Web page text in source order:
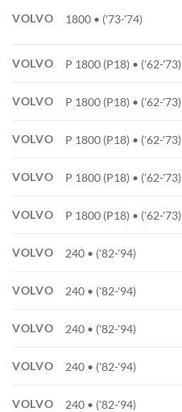
VOLVO 1800 • ('73-'74)
VOLVO P 1800 (P18) • ('62-'73)
VOLVO P 1800 (P18) • ('62-'73)
VOLVO P 1800 (P18) • ('62-'73)
VOLVO P 1800 (P18) • ('62-'73)
VOLVO P 1800 (P18) • ('62-'73)
VOLVO 240 • ('82-'94)
VOLVO 240 • ('82-'94)
VOLVO 240 • ('82-'94)
VOLVO 240 • ('82-'94)
VOLVO 240 • ('82-'94)